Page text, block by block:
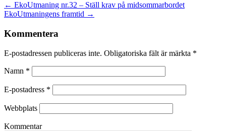
← EkoUtmaning nr.32 – Ställ krav på midsommarbordet
EkoUtmaningens framtid →
Kommentera
E-postadressen publiceras inte. Obligatoriska fält är märkta *
Namn *
E-postadress *
Webbplats
Kommentar